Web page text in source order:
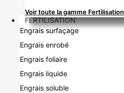
Voir toute la gamme Fertilisation
FERTILISATION
Engrais surfaçage
Engrais enrobé
Engrais foliaire
Engrais liquide
Engrais soluble